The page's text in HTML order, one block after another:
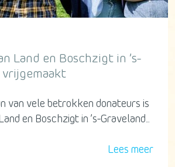
Land en Boschzigt in ’s-
vrijgemaakt
van vele betrokken donateurs is
en Boschzigt in ’s-Graveland...
Lees meer